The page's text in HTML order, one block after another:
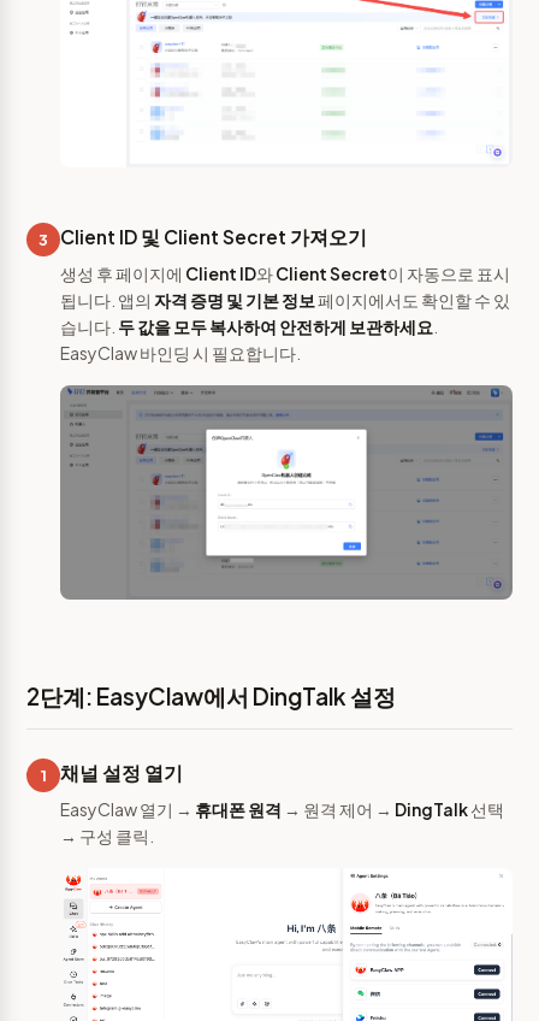
3 Client ID 및 Client Secret 가져오기
생성 후 페이지에 Client ID와Client Secret이 자동으로 표시
됩니다. 앱의 자격 증명 및 기본 정보 페이지에서도 확인할 수 있
습니다. 두 값을 모두 복사하여 안전하게 보관하세요
EasyClaw 바인딩 시 필요합니다.
2단계: EasyClaw에서 DingTalk 설정
1 채널 설정 열기
EasyClaw 열기 → 휴대폰 원격 → 원격 제어 → DingTalk선택
→ 구성 클릭.